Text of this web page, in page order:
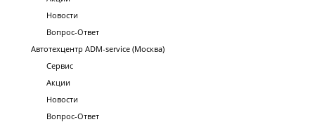
Новости
Вопрос-Ответ
Автотехцентр ADM-service (Москва)
Сервис
Акции
Новости
Вопрос-Ответ